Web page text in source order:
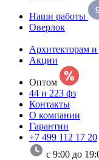
Наши работы
Оверлок
Архитекторам
Акции
Оптом
44 и 223 фз
Контакты
О компании
Гарантии
+7 499 112 17 20
с 9:00 до